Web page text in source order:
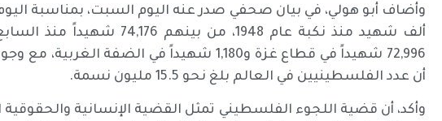
أن عدد الفلسطينيين في العالم بلغ نحو 15.5 مليون نسمة.
وأكد، أن قضية اللجوء الفلسطيني تمثل القضية الإنسانية والحقوقية